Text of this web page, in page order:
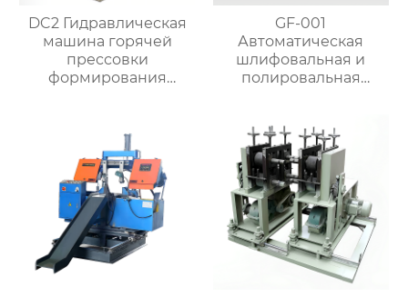
DC2 Гидравлическая
машина горячей
прессовки
формирования
GF-001
Автоматическая
шлифовальная и
полировальная